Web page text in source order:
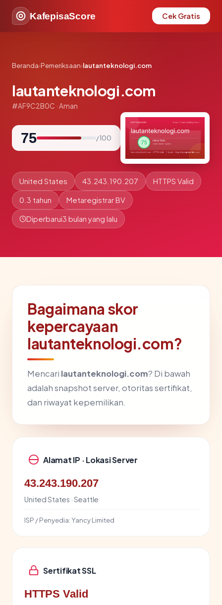
KafepisaScore Cek Gratis
Beranda›Pemeriksaan›lautanteknologi.com
lautanteknologi.com
#AF9C2B0C · Aman
75 / 100
United States 43.243.190.207 HTTPS Valid
0.3 tahun Metaregistrar BV
Diperbarui3 bulan yang lalu
Bagaimana skor
kepercayaan
lautanteknologi.com?
Mencari lautanteknologi.com? Di bawah
adalah snapshot server, otoritas sertifikat,
dan riwayat kepemilikan.
Alamat IP · Lokasi Server
43.243.190.207
United States · Seattle
ISP / Penyedia:Yancy Limited
Sertifikat SSL
HTTPS Valid